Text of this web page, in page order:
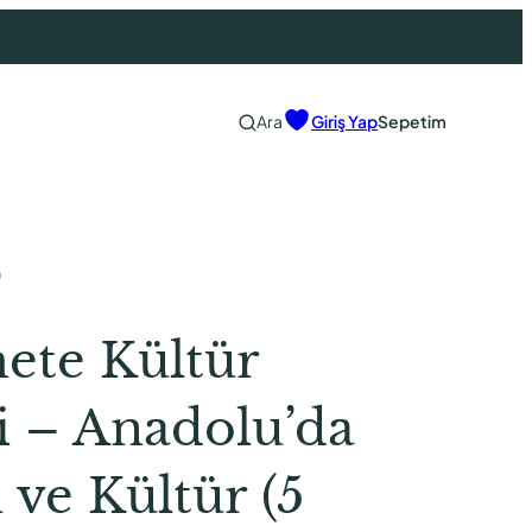
Ara Giriş YapSepetim
Kültür
– Anadolu’da
Kültür (5